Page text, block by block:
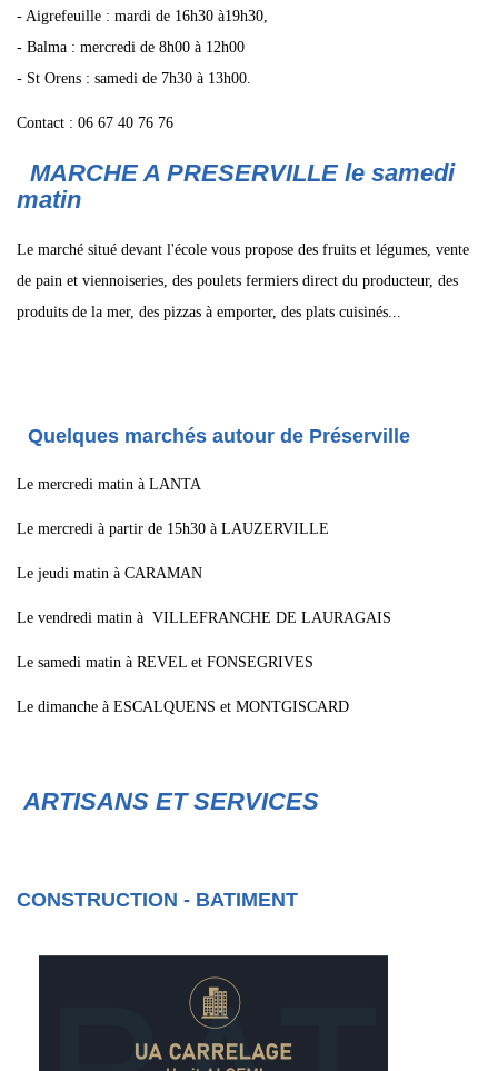
- Aigrefeuille : mardi de 16h30 à19h30,
- Balma : mercredi de 8h00 à 12h00
- St Orens : samedi de 7h30 à 13h00.
Contact : 06 67 40 76 76
MARCHE A PRESERVILLE le samedi
matin
Le marché situé devant l'école vous propose des fruits et légumes, vente
de pain et viennoiseries, des poulets fermiers direct du producteur, des
produits de la mer, des pizzas à emporter, des plats cuisinés...
Quelques marchés autour de Préserville
Le mercredi matin à LANTA
Le mercredi à partir de 15h30 à LAUZERVILLE
Le jeudi matin à CARAMAN
Le vendredi matin à VILLEFRANCHE DE LAURAGAIS
Le samedi matin à REVEL et FONSEGRIVES
Le dimanche à ESCALQUENS et MONTGISCARD
ARTISANS ET SERVICES
CONSTRUCTION - BATIMENT